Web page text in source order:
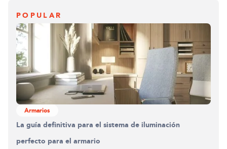
POPULAR
Armarios
La guía definitiva para el sistema de iluminación
perfecto para el armario